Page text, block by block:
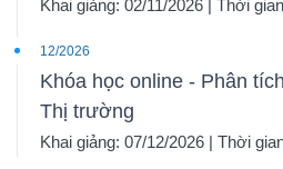
Khai giảng: 02/11/2026 | Thời
12/2026
Khóa học online - Phân
Thị trường
Khai giảng: 07/12/2026 | Thời